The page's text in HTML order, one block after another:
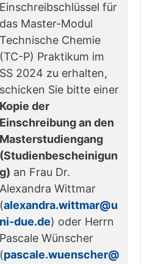
Einschreibschlüssel für
das Master-Modul
Technische Chemie
(TC-P) Praktikum im
SS 2024 zu erhalten,
schicken Sie bitte einer
Kopie der
Einschreibung an den
Masterstudiengang
(Studienbescheinigun
g) an Frau Dr.
Alexandra Wittmar
(alexandra.wittmar@u
ni-due.de) oder Herrn
Pascale Wünscher
(pascale.wuenscher@